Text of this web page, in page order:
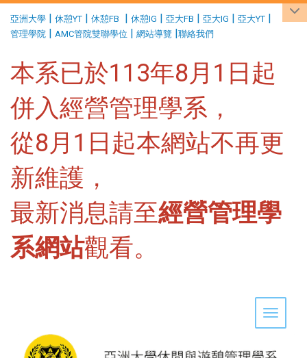
亞洲大學 | 休憩YT | 休憩FB | 休憩IG | 亞大FB | 亞大IG | 亞大YT |
管理學院 | AMC管院雙聯學位 | 網站導覽 |聯絡我們
本系已於113年8月1日起
併入經營管理學系，
從8月1日起本網站不再更
新維護，
最新消息請至經營管理學
系網站觀看。
Toggle